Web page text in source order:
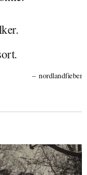
nordlandfieber